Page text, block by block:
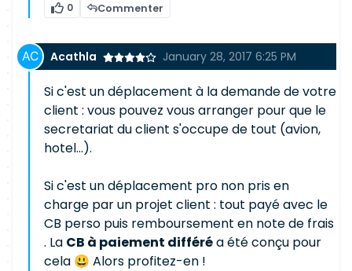
0 Commenter
Acathla January 28, 2017 6:25 PM
Si c'est un déplacement à la demande de votre
client : vous pouvez vous arranger pour que le
secretariat du client s'occupe de tout (avion,
hotel...).
Si c'est un déplacement pro non pris en
charge par un projet client : tout payé avec le
CB perso puis remboursement en note de frais
. La CB à paiement différéa été conçu pour
cela 😃 Alors profitez-en !